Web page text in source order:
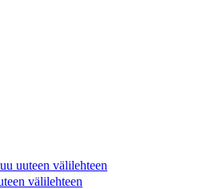
uuteen välilehteen
välilehteen